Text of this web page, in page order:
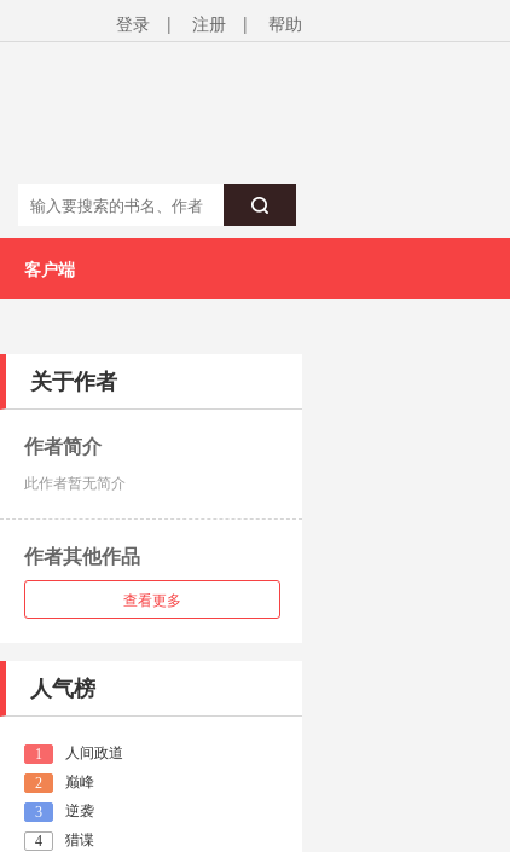
登录 | 注册 | 帮助
客户端
关于作者
作者简介
此作者暂无简介
作者其他作品
查看更多
人气榜
1 人间政道
2 巅峰
3 逆袭
4 猎谍